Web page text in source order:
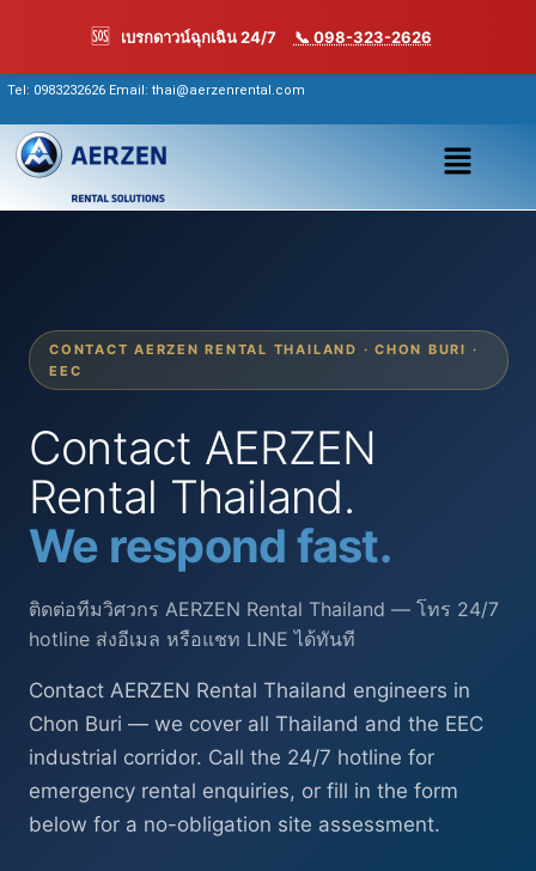
🆘 เบรกดาวน์ฉุกเฉิน 24/7 📞 098-323-2626
content
Tel: 0983232626 Email: thai@aerzenrental.com
เมนู
CONTACT AERZEN RENTAL THAILAND · CHON BURI ·
EEC
Contact AERZEN
Rental Thailand.
We respond fast.
ติดต่อทีมวิศวกร AERZEN Rental Thailand — โทร 24/7
hotline ส่งอีเมล หรือแชท LINE ได้ทันที
Contact AERZEN Rental Thailand engineers in
Chon Buri — we cover all Thailand and the EEC
industrial corridor. Call the 24/7 hotline for
emergency rental enquiries, or fill in the form
below for a no-obligation site assessment.